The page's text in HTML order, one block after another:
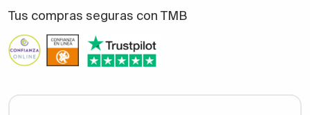
Tus compras seguras con TMB